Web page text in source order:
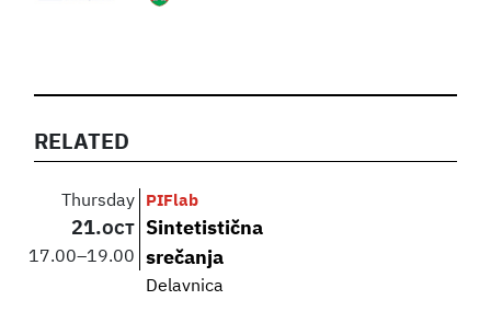
RELATED
Thursday
21.OCT
17.00–19.00
PIFlab
Sintetistična
srečanja
Delavnica